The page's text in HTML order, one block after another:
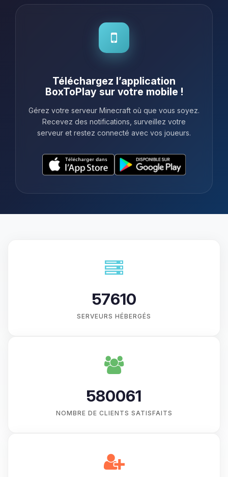
Téléchargez l’application
BoxToPlay sur votre mobile !
Gérez votre serveur Minecraft où que vous soyez.
Recevez des notifications, surveillez votre
serveur et restez connecté avec vos joueurs.
57610
SERVEURS HÉBERGÉS
580061
NOMBRE DE CLIENTS SATISFAITS